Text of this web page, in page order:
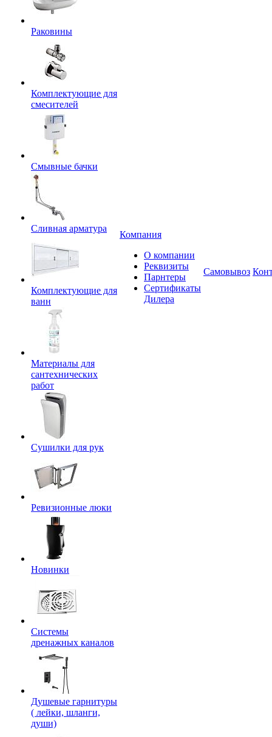
Раковины
Комплектующие для
смесителей
Смывные бачки
Сливная арматура
Комплектующие для
ванн
Материалы для
сантехнических
работ
Сушилки для рук
Ревизионные люки
Новинки
Системы
дренажных каналов
Душевые гарнитуры
( лейки, шланги,
души)
Компания
О компании
Реквизиты
Парнтеры
Сертификаты
Дилера
Самовывоз